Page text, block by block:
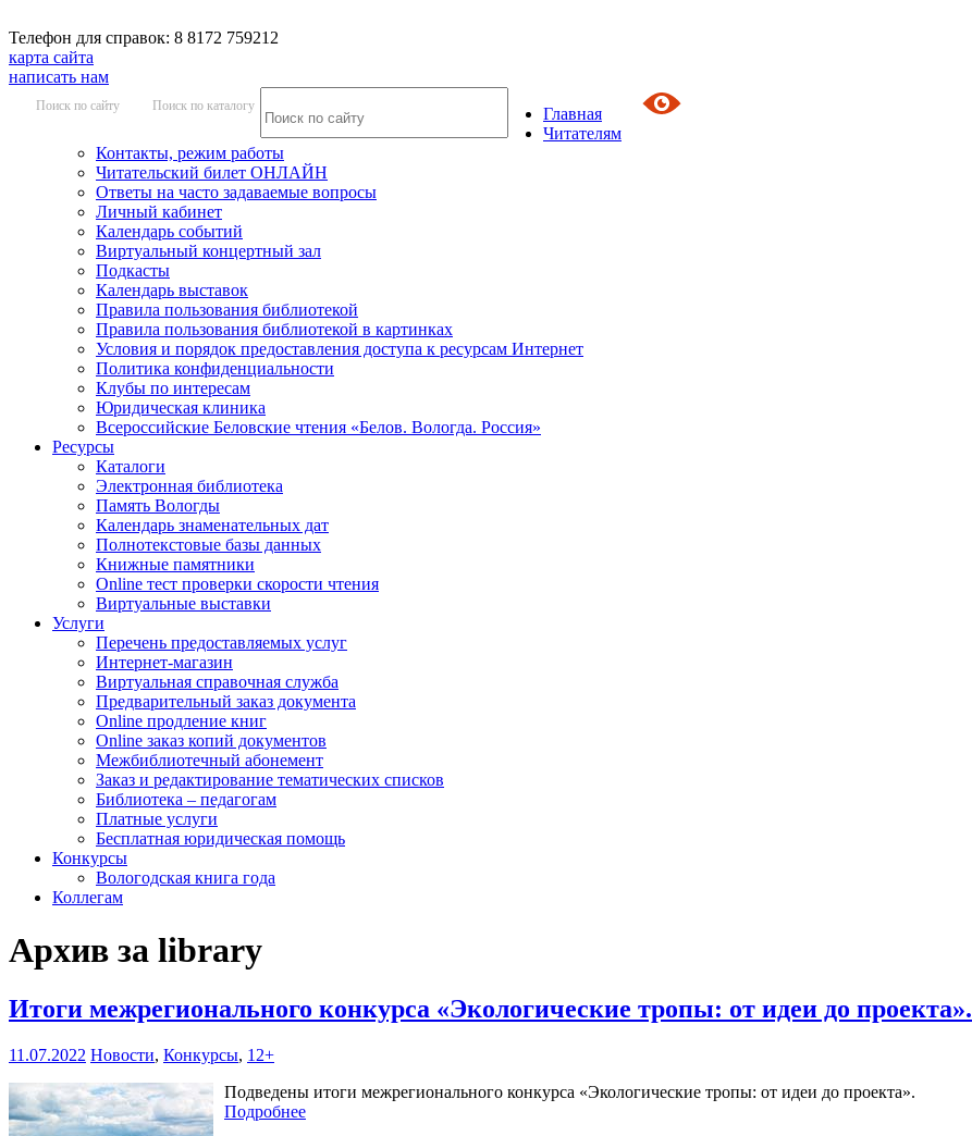
Телефон для справок: 8 8172 759212
карта сайта
написать нам
Поиск по сайту Поиск по каталогу
Главная
Читателям
Контакты, режим работы
Читательский билет ОНЛАЙН
Ответы на часто задаваемые вопросы
Личный кабинет
Календарь событий
Виртуальный концертный зал
Подкасты
Календарь выставок
Правила пользования библиотекой
Правила пользования библиотекой в картинках
Условия и порядок предоставления доступа к ресурсам Интернет
Политика конфиденциальности
Клубы по интересам
Юридическая клиника
Всероссийские Беловские чтения «Белов. Вологда. Россия»
Ресурсы
Каталоги
Электронная библиотека
Память Вологды
Календарь знаменательных дат
Полнотекстовые базы данных
Книжные памятники
Online тест проверки скорости чтения
Виртуальные выставки
Услуги
Перечень предоставляемых услуг
Интернет-магазин
Виртуальная справочная служба
Предварительный заказ документа
Online продление книг
Online заказ копий документов
Межбиблиотечный абонемент
Заказ и редактирование тематических списков
Библиотека – педагогам
Платные услуги
Бесплатная юридическая помощь
Конкурсы
Вологодская книга года
Коллегам
Архив за library
Итоги межрегионального конкурса «Экологические тропы: от идеи до проекта».
11.07.2022 Новости, Конкурсы, 12+
Подведены итоги межрегионального конкурса «Экологические тропы: от идеи до проекта».
Подробнее